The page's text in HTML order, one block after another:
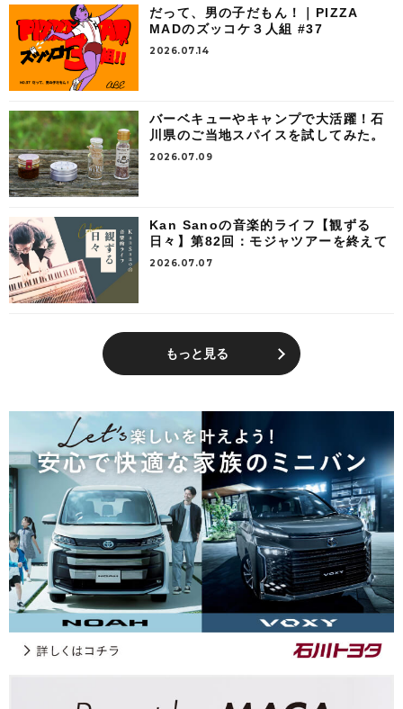
だって、男の子だもん！｜PIZZA
MADのズッコケ３人組 #37
2026.07.14
バーベキューやキャンプで大活躍！石
川県のご当地スパイスを試してみた。
2026.07.09
Kan Sanoの音楽的ライフ【観ずる
日々】第82回：モジャツアーを終えて
2026.07.07
もっと見る